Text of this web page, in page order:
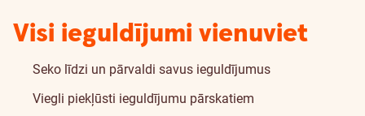
Visi ieguldījumi vienuviet
Seko līdzi un pārvaldi savus ieguldījumus
Viegli piekļūsti ieguldījumu pārskatiem